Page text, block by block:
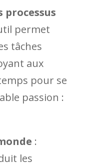
permet
tâches
aux
pour se
passion :
:
les